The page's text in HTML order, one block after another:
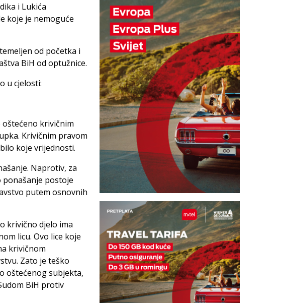
i Lukića
koje je nemoguće
od početka i
BiH od optužnice.
u cjelosti:
krivičnim
Krivičnim pravom
koje vrijednosti.
Naprotiv, za
ponašanje postoje
putem osnovnih
krivično djelo ima
licu. Ovo lice koje
krivičnom
Zato je teško
oštećenog subjekta,
BiH protiv